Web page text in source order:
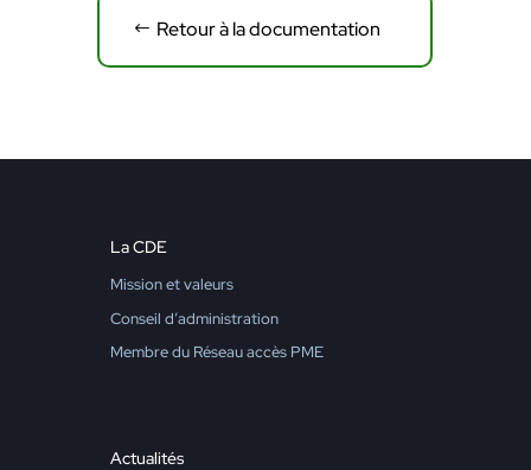
Retour à la documentation
La CDE
Mission et valeurs
Conseil d’administration
Membre du Réseau accès PME
Actualités